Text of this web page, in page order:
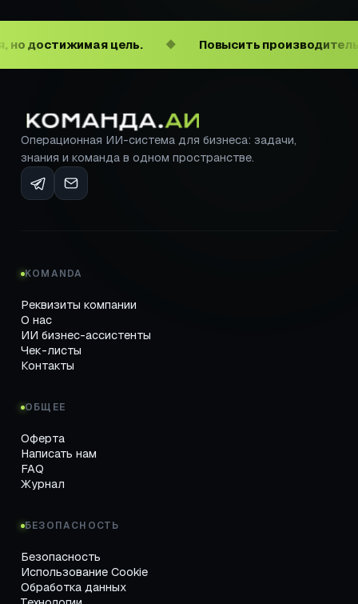
цель. ◆ Повысить производительность
Операционная ИИ-система для бизнеса: задачи,
знания и команда в одном пространстве.
KOMANDA
Реквизиты компании
О нас
ИИ бизнес-ассистенты
Чек-листы
Контакты
ОБЩЕЕ
Оферта
Написать нам
FAQ
Журнал
БЕЗОПАСНОСТЬ
Безопасность
Использование Cookie
Обработка данных